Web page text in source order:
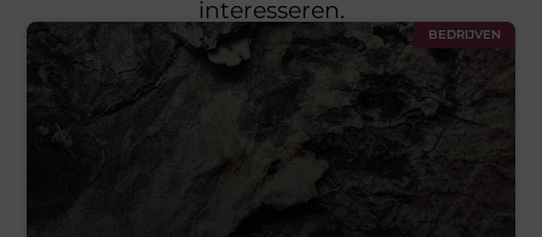
interesseren.
BEDRIJVEN